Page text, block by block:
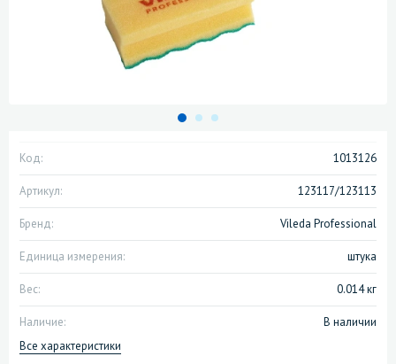
Код: 1013126
Артикул: 123117/123113
Бренд: Vileda Professional
Единица измерения: штука
Вес: 0.014 кг
Наличие:
В наличии
Все характеристики